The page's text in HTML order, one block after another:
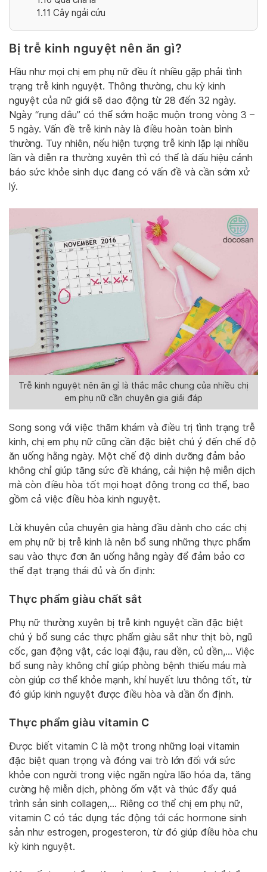
1.11 Cây ngải cứu
Bị trễ kinh nguyệt nên ăn gì?
Hầu như mọi chị em phụ nữ đều ít nhiều gặp phải tình
trạng trễ kinh nguyệt. Thông thường, chu kỳ kinh
nguyệt của nữ giới sẽ dao động từ 28 đến 32 ngày.
Ngày “rụng dâu” có thể sớm hoặc muộn trong vòng 3 –
5 ngày. Vấn đề trễ kinh này là điều hoàn toàn bình
thường. Tuy nhiên, nếu hiện tượng trễ kinh lặp lại nhiều
lần và diễn ra thường xuyên thì có thể là dấu hiệu cảnh
báo sức khỏe sinh dục đang có vấn đề và cần sớm xử
lý.
Trễ kinh nguyệt nên ăn gì là thắc mắc chung của nhiều chị
em phụ nữ cần chuyên gia giải đáp
Song song với việc thăm khám và điều trị tình trạng trễ
kinh, chị em phụ nữ cũng cần đặc biệt chú ý đến chế độ
ăn uống hằng ngày. Một chế độ dinh dưỡng đảm bảo
không chỉ giúp tăng sức đề kháng, cải hiện hệ miễn dịch
mà còn điều hòa tốt mọi hoạt động trong cơ thể, bao
gồm cả việc điều hòa kinh nguyệt.
Lời khuyên của chuyên gia hàng đầu dành cho các chị
em phụ nữ bị trễ kinh là nên bổ sung những thực phẩm
sau vào thực đơn ăn uống hằng ngày để đảm bảo cơ
thể đạt trạng thái đủ và ổn định:
Thực phẩm giàu chất sắt
Phụ nữ thường xuyên bị trễ kinh nguyệt cần đặc biệt
chú ý bổ sung các thực phẩm giàu sắt như thịt bò, ngũ
cốc, gan động vật, các loại đậu, rau dền, củ dền,… Việc
bổ sung này không chỉ giúp phòng bệnh thiếu máu mà
còn giúp cơ thể khỏe mạnh, khí huyết lưu thông tốt, từ
đó giúp kinh nguyệt được điều hòa và dần ổn định.
Thực phẩm giàu vitamin C
Được biết vitamin C là một trong những loại vitamin
đặc biệt quan trọng và đóng vai trò lớn đối với sức
khỏe con người trong việc ngăn ngừa lão hóa da, tăng
cường hệ miễn dịch, phòng ốm vặt và thúc đẩy quá
trình sản sinh collagen,… Riêng cơ thể chị em phụ nữ,
vitamin C có tác dụng tác động tới các hormone sinh
sản như estrogen, progesteron, từ đó giúp điều hòa chu
kỳ kinh nguyệt.